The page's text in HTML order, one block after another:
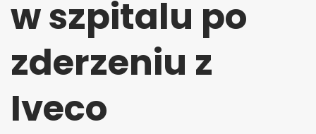
w szpitalu po
zderzeniu z
Iveco